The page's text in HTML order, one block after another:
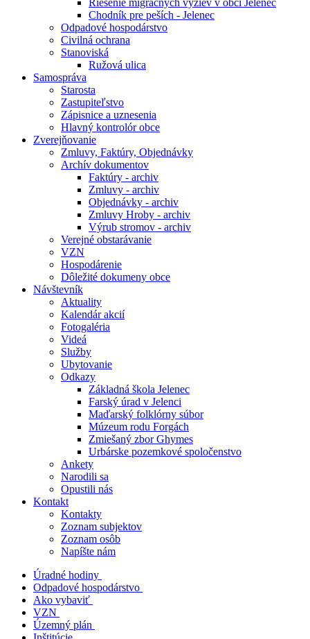
Riešenie migračných výziev v obci Jelenec
Chodník pre peších - Jelenec
Odpadové hospodárstvo
Civilná ochrana
Stanoviská
Ružová ulica
Samospráva
Starosta
Zastupiteľstvo
Zápisnice a uznesenia
Hlavný kontrolór obce
Zverejňovanie
Zmluvy, Faktúry, Objednávky
Archív dokumentov
Faktúry - archiv
Zmluvy - archiv
Objednávky - archiv
Zmluvy Hroby - archiv
Výrub stromov - archiv
Verejné obstarávanie
VZN
Hospodárenie
Dôležité dokumeny obce
Návštevník
Aktuality
Kalendár akcií
Fotogaléria
Videá
Služby
Ubytovanie
Odkazy
Základná škola Jelenec
Farský úrad v Jelenci
Maďarský folklórny súbor
Múzeum rodu Forgách
Zmiešaný zbor Ghymes
Urbárske pozemkové spoločenstvo
Ankety
Narodili sa
Opustili nás
Kontakt
Kontakty
Zoznam subjektov
Zoznam osôb
Napíšte nám
Úradné hodiny
Odpadové hospodárstvo
Ako vybaviť
VZN
Územný plán